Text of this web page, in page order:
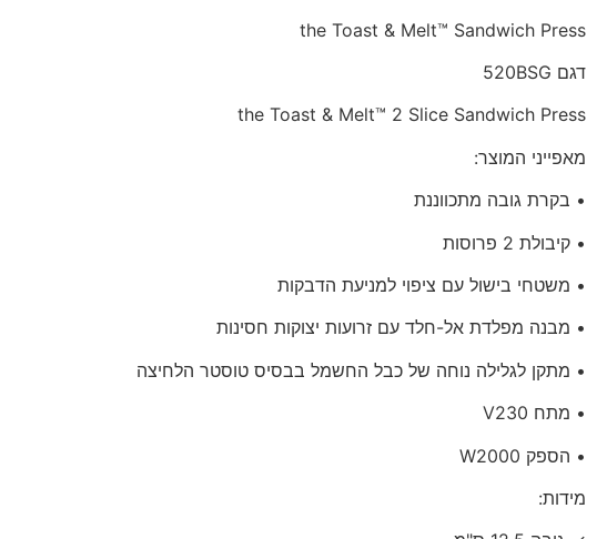
the Toast & Melt™ Sandwich Press
דגם 520BSG
the Toast & Melt™ 2 Slice Sandwich Press
מאפייני המוצר:
• בקרת גובה מתכווננת
• קיבולת 2 פרוסות
• משטחי בישול עם ציפוי למניעת הדבקות
• מבנה מפלדת אל-חלד עם זרועות יצוקות חסינות
• מתקן לגלילה נוחה של כבל החשמל בבסיס טוסטר הלחיצה
• מתח V230
• הספק W2000
מידות: